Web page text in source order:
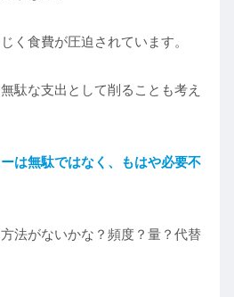
く食費が圧迫されています。
駄な支出として削ることも考え
は無駄ではなく 、
もはや必要不
法がないかな？頻度？量？代替